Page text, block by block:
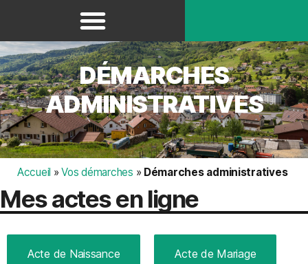
DÉMARCHES
ADMINISTRATIVES
Accueil »Vos démarches » Démarches administratives
Mes actes en ligne
Acte de Naissance Acte de Mariage